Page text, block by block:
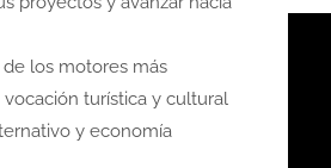
los motores más
turística y cultural
y economía